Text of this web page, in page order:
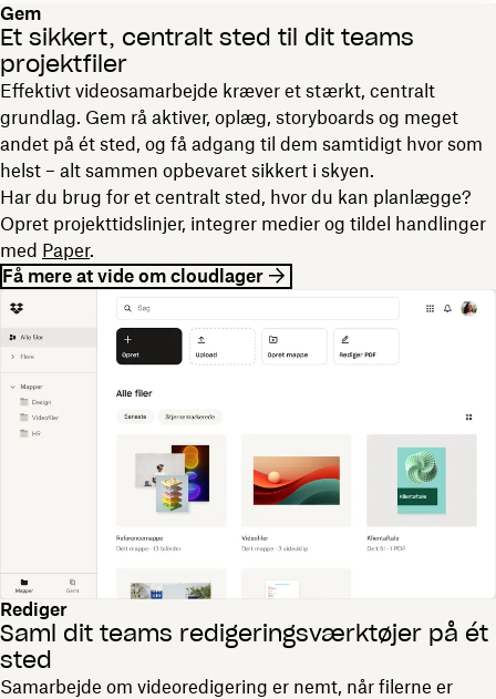
Gem
Et sikkert, centralt sted til dit teams
projektfiler
Effektivt videosamarbejde kræver et stærkt, centralt
grundlag. Gem rå aktiver, oplæg, storyboards og meget
andet på ét sted, og få adgang til dem samtidigt hvor som
helst – alt sammen opbevaret sikkert i skyen.
Har du brug for et centralt sted, hvor du kan planlægge?
Opret projekttidslinjer, integrer medier og tildel handlinger
med Paper.
Få mere at vide om cloudlager
Rediger
Saml dit teams redigeringsværktøjer på ét
sted
Samarbejde om videoredigering er nemt, når filerne er